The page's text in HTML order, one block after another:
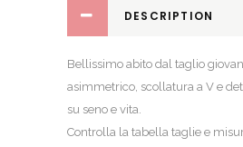
DESCRIPTION
Bellissimo abito dal taglio
asimmetrico, scollatura a V e
su seno e vita.
Controlla la tabella taglie e